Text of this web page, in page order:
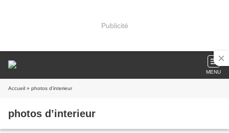
Publicité
MENU
Accueil » photos d’interieur
photos d’interieur